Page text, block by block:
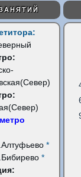
*
*